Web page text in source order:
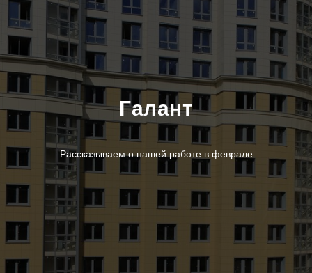
Галант
Рассказываем о нашей работе в феврале